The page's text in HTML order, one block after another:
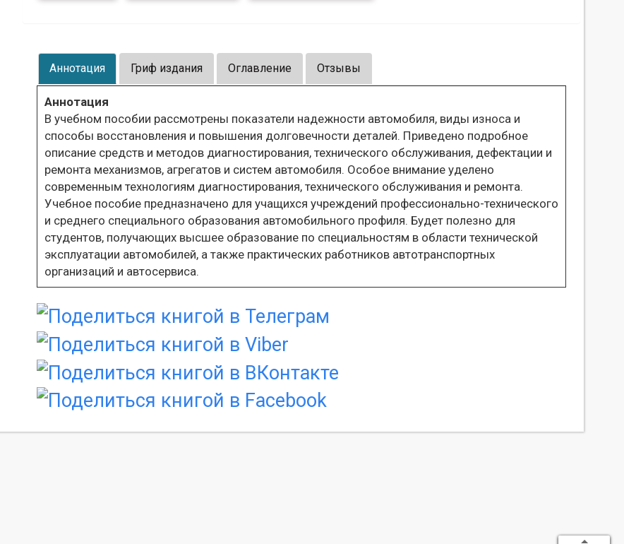
Аннотация Гриф издания Оглавление Отзывы
Аннотация
В учебном пособии рассмотрены показатели надежности автомобиля, виды износа и
способы восстановления и повышения долговечности деталей. Приведено подробное
описание средств и методов диагностирования, технического обслуживания, дефектации и
ремонта механизмов, агрегатов и систем автомобиля. Особое внимание уделено
современным технологиям диагностирования, технического обслуживания и ремонта.
Учебное пособие предназначено для учащихся учреждений профессионально-технического
и среднего специального образования автомобильного профиля. Будет полезно для
студентов, получающих высшее образование по специальностям в области технической
эксплуатации автомобилей, а также практических работников автотранспортных
организаций и автосервиса.